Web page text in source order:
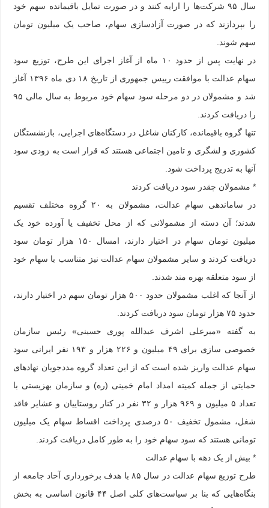
سال ۹۵ شرکت‌ها را ارایه کنند و در صورت تمایل باقیمانده سهم خود
را بپردازند که در صورت آزادسازی سهام، صاحب یک میلیون تومان
سهم شوند.
در نهایت پس از حدود ۱۰ ماه از آغاز اجرای این طرح، توزیع سود
سهام عدالت با موافقت رییس جمهوری از تاریخ ۱۸ دی ماه
۱۳۹۶ آغاز
شد و مشمولان در دو مرحله سود سهام خود مربوط به سال مالی ۹۵
را دریافت کردند.
تنها گروه باقیمانده، کارکنان شاغل در دستگاه‌های اجرایی، بازنشستگان
کشوری و لشگری و تامین اجتماعی هستند که قرار است به زودی سود
آنها به تدریج پرداخت شود.
* مشمولان چقدر سود دریافت کردند
در ساماندهی سهام عدالت، مشمولان به ۲۰ گروه مختلف تقسیم
شدند؛ آن دسته از مشمولانی که از محل تخفیف یا آورده خود یک
میلیون تومان سهام در اختیار دارند، امسال ۱۵۰ هزار تومان سود
دریافت کردند و سایر مشمولان سهام عدالت نیز متناسب با سهام خود
از سود متعلقه بهره مند شدند.
از آنجا که اغلب مشمولان حدود ۵۰۰ هزار تومان سهم در اختیار دارند،
حدود ۷۵ هزار تومان سود دریافت کردند.
به گفته «میرعلی اشرف عبدالله پوری حسینی» رئیس سازمان
خصوصی سازی برای ۴۹ میلیون و ۲۲۶ هزار و ۱۹۳ نفر ایرانی سود
سهام عدالت واریز شده است که از این تعداد گروه مددجویان نهادهای
حمایتی از جمله کمیته امداد امام خمینی (ره) و سازمان بهزیستی با
تعداد ۵ میلیون و ۹۶۹ هزار و ۳۲ نفر در کنار روستاییان و عشایر فاقد
شغل، مشمول تخفیف ۵۰ درصدی پرداخت اقساط سهام یک میلیون
تومانی هستند که سود سهام خود را به طور کامل دریافت کردند.
* بیش از یک دهه با سهام عدالت
طرح توزیع سهام عدالت در سال ۸۵ با هدف برخورداری آحاد جامعه از
بنگاه‌هایی که بنا بر سیاست‌های کلی اصل ۴۴ قانون اساسی به بخش